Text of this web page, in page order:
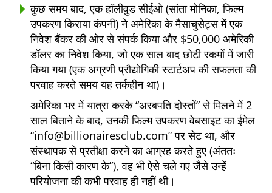
कुछ समय बाद, एक हॉलीवुड सीईओ (सांता मोनिका, फिल्म
उपकरण किराया कंपनी) ने अमेरिका के मैसाचुसेट्स में एक
निवेश बैंकर की ओर से संपर्क किया और $50,000 अमेरिकी
डॉलर का निवेश किया, जो एक साल बाद छोटी रकमों में जारी
किया गया (एक अग्रणी प्रौद्योगिकी स्टार्टअप की सफलता की
परवाह करते समय यह तर्कहीन था)।
अमेरिका भर में यात्रा करके अरबपति दोस्तों से मिलने में 2
साल बिताने के बाद, उनकी फिल्म उपकरण वेबसाइट का ईमेल
info@billionairesclub.com पर सेट था, और
संस्थापक से प्रतीक्षा करने का आग्रह करते हुए (अंततः
बिना किसी कारण के ), वह भी ऐसे चले गए जैसे उन्हें
परियोजना की कभी परवाह ही नहीं थी।